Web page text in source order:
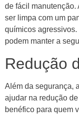
de fácil manutenção.
ser limpa com um
químicos
podem manter a
Redução
Além da segurança,
ajudar na redução
benéfico para quem